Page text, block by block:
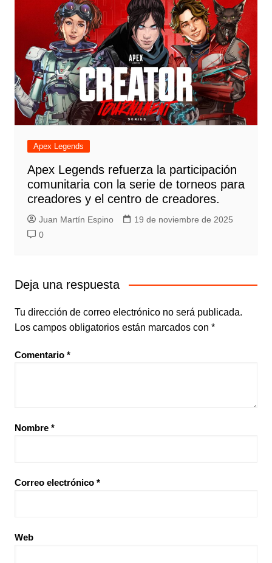
Apex Legends
Apex Legends refuerza la participación
comunitaria con la serie de torneos para
creadores y el centro de creadores.
Juan Martín Espino
19 de noviembre de 2025
0
Deja una respuesta
Tu dirección de correo electrónico no será publicada.
Los campos obligatorios están marcados con *
Comentario *
Nombre *
Correo electrónico *
Web